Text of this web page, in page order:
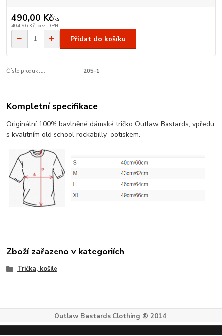
490,00 Kč/ks
404,96 Kč bez DPH
Přidat do košíku
Číslo produktu: 205-1
Kompletní specifikace
Originální 100% bavlněné dámské tričko Outlaw Bastards, vpředu
s kvalitním old school rockabilly potiskem.
Zboží zařazeno v kategoriích
Trička, košile
Outlaw Bastards Clothing ® 2014